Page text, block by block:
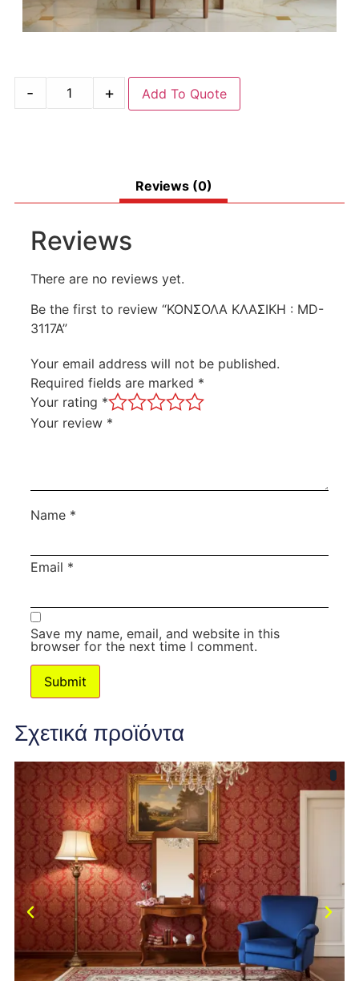
- + Add To Quote
Reviews (0)
Reviews
There are no reviews yet.
Be the first to review “ΚΟΝΣΟΛΑ ΚΛΑΣΙΚΗ : MD-
3117A”
Your email address will not be published.
Required fields are marked *
Your rating *
Your review *
Name *
Email *
Save my name, email, and website in this
browser for the next time I comment.
Σχετικά προϊόντα